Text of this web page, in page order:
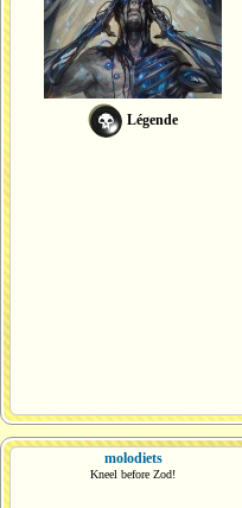
Légende
molodiets
Kneel before Zod!